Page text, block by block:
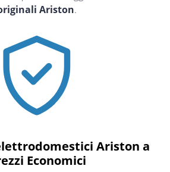
Ariston.
Ariston a
Economici